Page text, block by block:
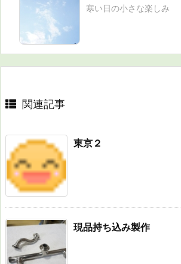
寒い日の小さな楽しみ
関連記事
東京２
現品持ち込み製作